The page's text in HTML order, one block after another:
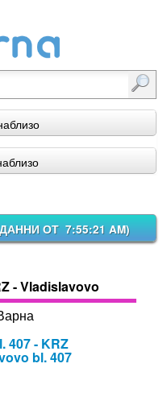
ОТ 7:55:21 AM)
- Vladislavovo
407 - KRZ
bl. 407